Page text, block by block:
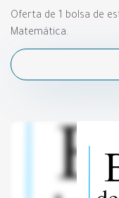
Oferta de 1 bolsa de
Matemática.